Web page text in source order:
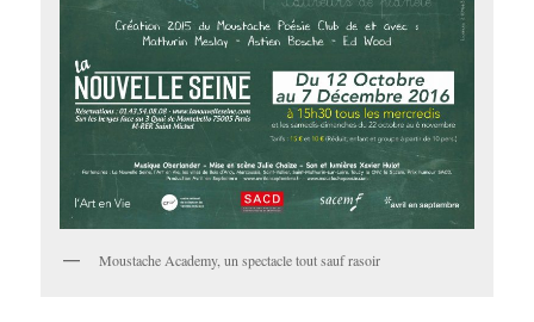
Moustache Academy, un spectacle tout sauf rasoir